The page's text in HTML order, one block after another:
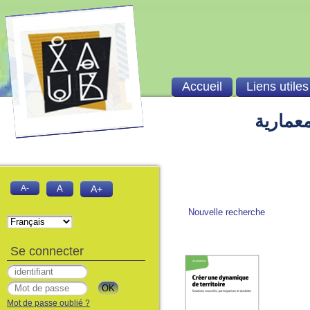
Nouvelle recherche
Accueil Liens utiles
A- A A+
Se connecter
Mot de passe oublié ?